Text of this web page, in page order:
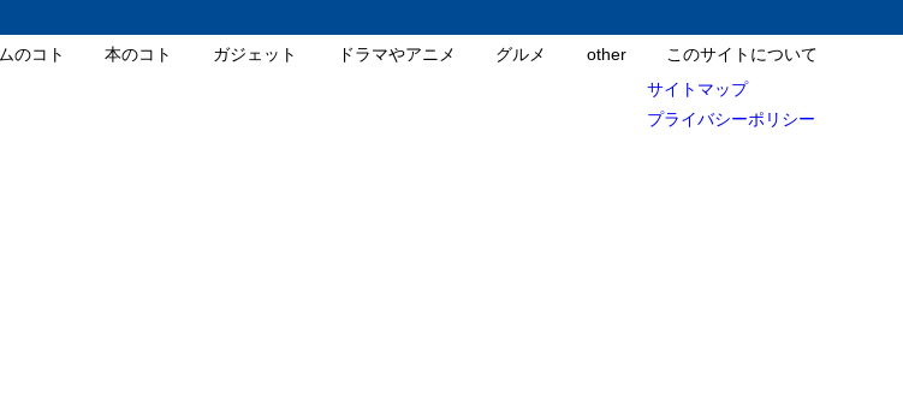
のコト 本のコト ガジェット ドラマやアニメ グルメ other
このサイトについて
サイトマップ
プライバシーポリシー